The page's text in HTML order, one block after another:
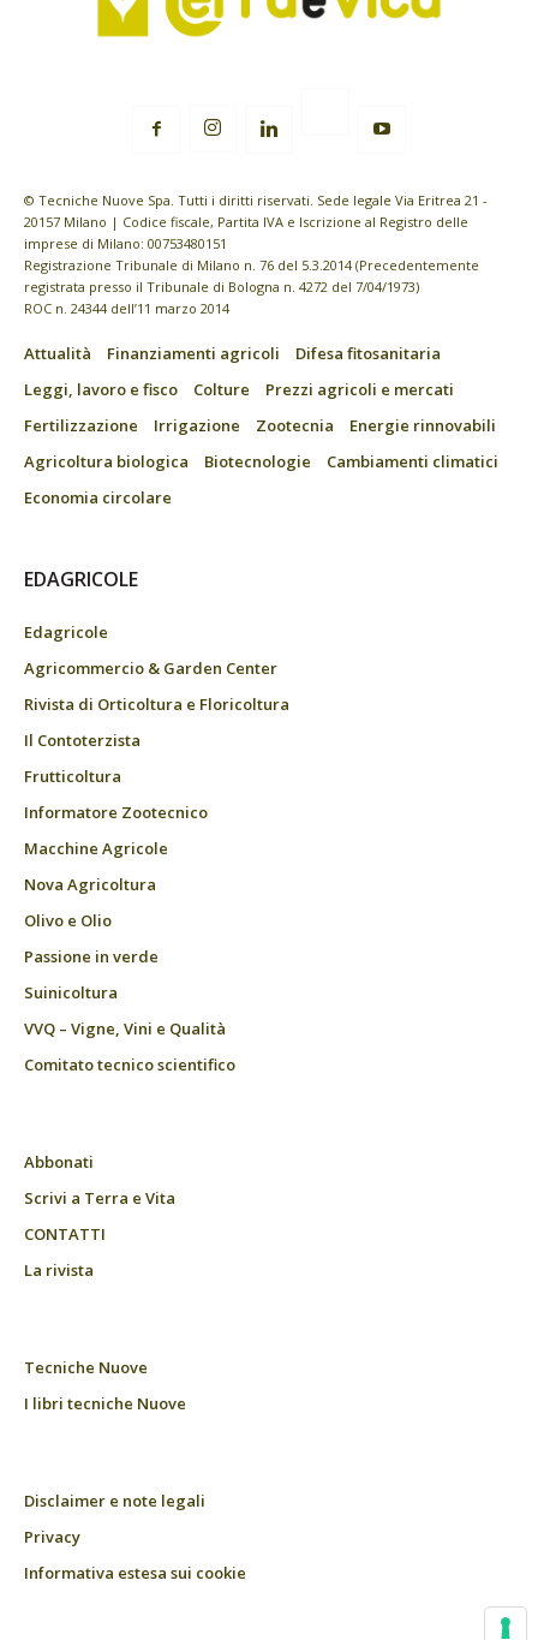
© Tecniche Nuove Spa. Tutti i diritti riservati. Sede legale Via Eritrea 21 -
20157 Milano | Codice fiscale, Partita IVA e Iscrizione al Registro delle
imprese di Milano: 00753480151
Registrazione Tribunale di Milano n. 76 del 5.3.2014 (Precedentemente
registrata presso il Tribunale di Bologna n. 4272 del 7/04/1973)
ROC n. 24344 dell’11 marzo 2014
Attualità Finanziamenti agricoli
Difesa fitosanitaria
Leggi, lavoro e fisco
Colture
Prezzi agricoli e mercati
Fertilizzazione
Irrigazione Zootecnia
Energie rinnovabili
Agricoltura biologica
Biotecnologie
Cambiamenti climatici
Economia circolare
EDAGRICOLE
Edagricole
Agricommercio & Garden Center
Rivista di Orticoltura e Floricoltura
Il Contoterzista
Frutticoltura
Informatore Zootecnico
Macchine Agricole
Nova Agricoltura
Olivo e Olio
Passione in verde
Suinicoltura
VVQ – Vigne, Vini e Qualità
Comitato tecnico scientifico
Abbonati
Scrivi a Terra e Vita
CONTATTI
La rivista
Tecniche Nuove
I libri tecniche Nuove
Disclaimer e note legali
Privacy
Informativa estesa sui cookie